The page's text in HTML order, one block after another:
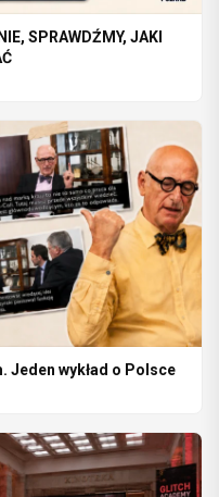
SPRAWDŹMY, JAKI
Jeden wykład o Polsce